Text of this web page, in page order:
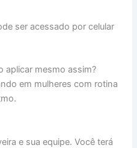
ser acessado por celular
aplicar mesmo assim?
em mulheres com rotina
e sua equipe. Você terá